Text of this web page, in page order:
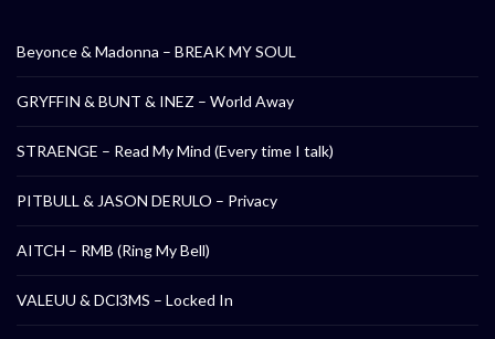
Beyonce & Madonna – BREAK MY SOUL
GRYFFIN & BUNT & INEZ – World Away
STRAENGE – Read My Mind (Every time I talk)
PITBULL & JASON DERULO – Privacy
AITCH – RMB (Ring My Bell)
VALEUU & DCl3MS – Locked In